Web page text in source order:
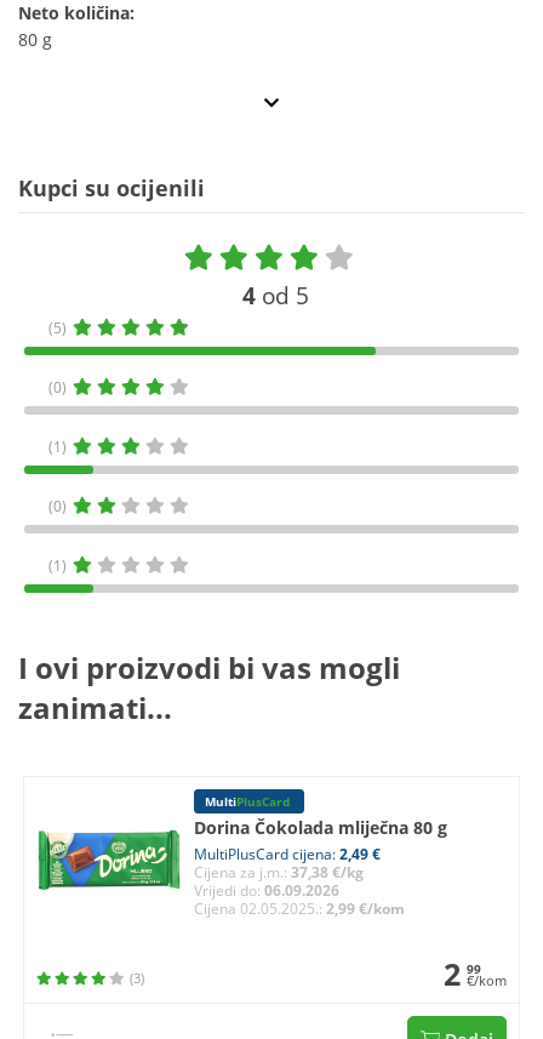
Neto količina:
80 g
Kupci su ocijenili
4 od 5
(5)
(0)
(1)
(0)
(1)
I ovi proizvodi bi vas mogli
zanimati...
MultiPlusCard
Dorina Čokolada mliječna 80 g
MultiPlusCard cijena:2,49 €
Cijena za j.m.:37,38 €/kg
Vrijedi do:06.09.2026
Cijena 02.05.2025.:2,99 €/kom
(3) 2 99
€/kom